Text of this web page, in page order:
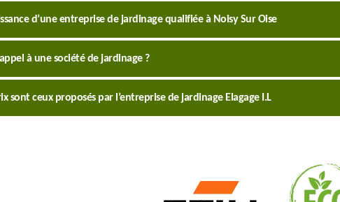
d’une entreprise de jardinage qualifiée à Noisy Sur Oise
à une société de jardinage ?
sont ceux proposés par l’entreprise de jardinage Elagage I.L